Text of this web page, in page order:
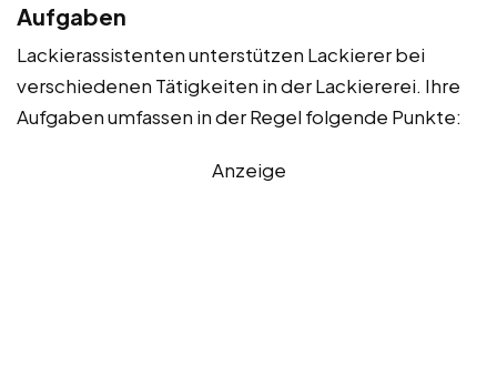
Aufgaben
Lackierassistenten unterstützen Lackierer bei
verschiedenen Tätigkeiten in der Lackiererei. Ihre
Aufgaben umfassen in der Regel folgende Punkte:
Anzeige